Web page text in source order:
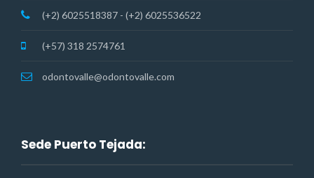
(+2) 6025518387 - (+2) 6025536522
(+57) 318 2574761
odontovalle@odontovalle.com
Sede Puerto Tejada: